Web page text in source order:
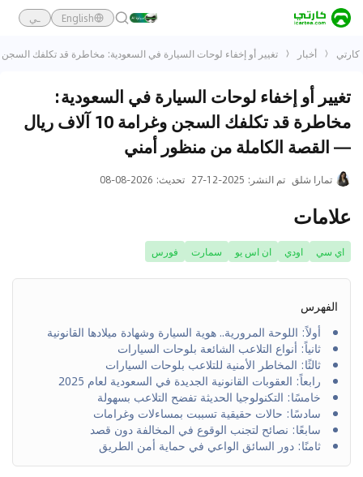
English ـي
كارتي أخبار تغيير أو إخفاء لوحات السيارة في السعودية: مخاطرة قد تكلفك السجن وغرامة 10 آلاف ريال — القصة الكاملة
تغيير أو إخفاء لوحات السيارة في السعودية:
مخاطرة قد تكلفك السجن وغرامة 10 آلاف ريال
— القصة الكاملة من منظور أمني
تمارا شلق تم النشر :
2025-12-27 تحديث:
2026-08-08
علامات
اي سي اودي ان اس يو سمارت فورس
الفهرس
أولاً: اللوحة المرورية.. هوية السيارة وشهادة ميلادها القانونية
ثانياً: أنواع التلاعب الشائعة بلوحات السيارات
ثالثًا: المخاطر الأمنية للتلاعب بلوحات السيارات
رابعاً: العقوبات القانونية الجديدة في السعودية لعام 2025
خامسًا: التكنولوجيا الحديثة تفضح التلاعب بسهولة
سادسًا: حالات حقيقية تسببت بمساءلات وغرامات
سابعًا: نصائح لتجنب الوقوع في المخالفة دون قصد
ثامنًا: دور السائق الواعي في حماية أمن الطريق